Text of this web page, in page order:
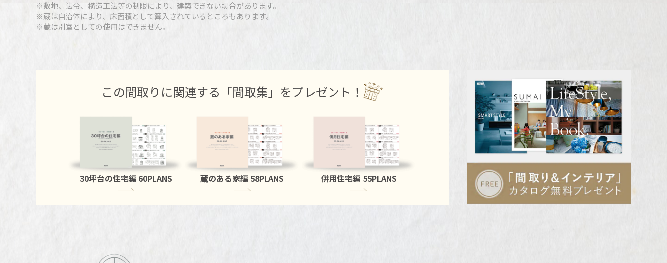
※敷地、法令、構造工法等の制限により、建築できない場合があります。
※蔵は自治体により、床面積として算入されているところもあります。
※蔵は別室としての使用はできません。
この間取りに関連する 「間取集」をプレゼント！
30坪台の住宅編 60PLANS 蔵のある家編 58PLANS 併用住宅編 55PLANS